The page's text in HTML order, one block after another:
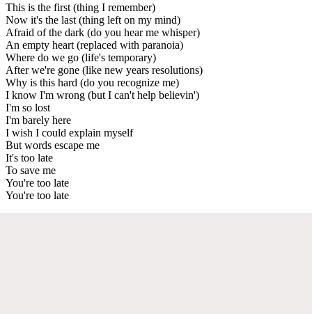
This is the first (thing I remember)
Now it's the last (thing left on my mind)
Afraid of the dark (do you hear me whisper)
An empty heart (replaced with paranoia)
Where do we go (life's temporary)
After we're gone (like new years resolutions)
Why is this hard (do you recognize me)
I know I'm wrong (but I can't help believin')
I'm so lost
I'm barely here
I wish I could explain myself
But words escape me
It's too late
To save me
You're too late
You're too late